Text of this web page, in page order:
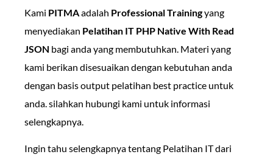
Kami PITMAadalah Professional Trainingyang
menyediakan Pelatihan IT PHP Native With Read
JSON bagi anda yang membutuhkan. Materi yang
kami berikan disesuaikan dengan kebutuhan anda
dengan basis output pelatihan best practice untuk
anda. silahkan hubungi kami untuk informasi
selengkapnya.
Ingin tahu selengkapnya tentang Pelatihan IT dari